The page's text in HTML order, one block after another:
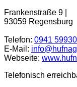
Frankenstraße 9 |
93059 Regensburg
Telefon: 0941
E-Mail:
Webseite:
Telefonisch